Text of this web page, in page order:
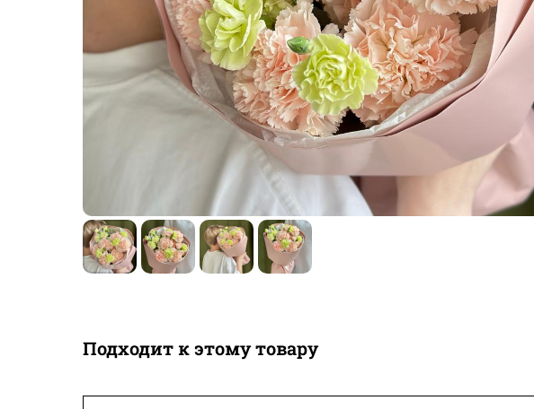
Подходит к этому товару